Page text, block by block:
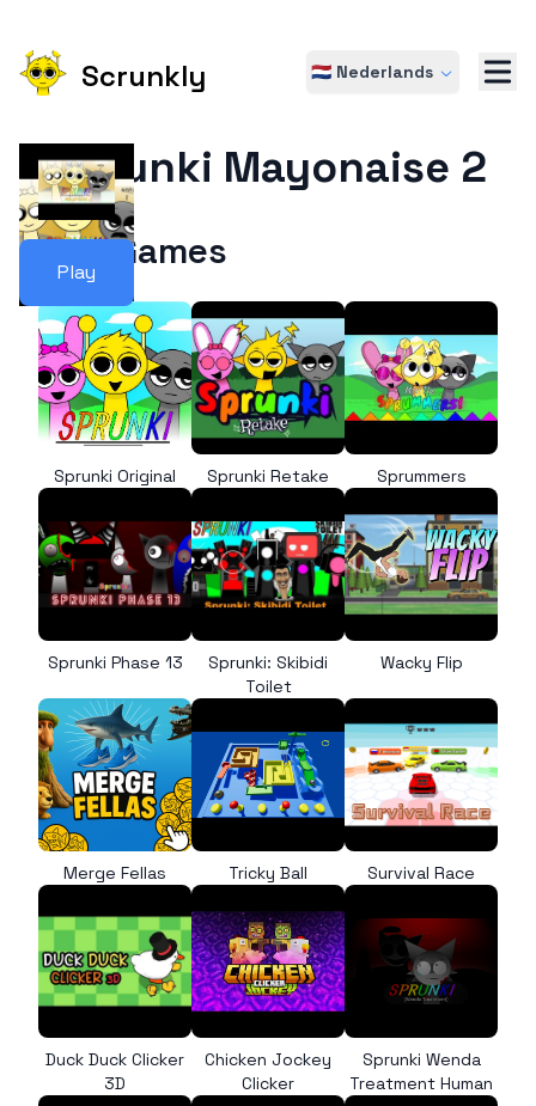
Scrunkly 🇳🇱 Nederlands
Play
Sprunki Mayonaise 2
More Games
Sprunki Original Sprunki Retake Sprummers
Sprunki Phase 13
Sprunki: Skibidi
Toilet
Wacky Flip
Merge Fellas Tricky Ball Survival Race
Duck Duck Clicker
3D
Chicken Jockey
Clicker
Sprunki Wenda
Treatment Human